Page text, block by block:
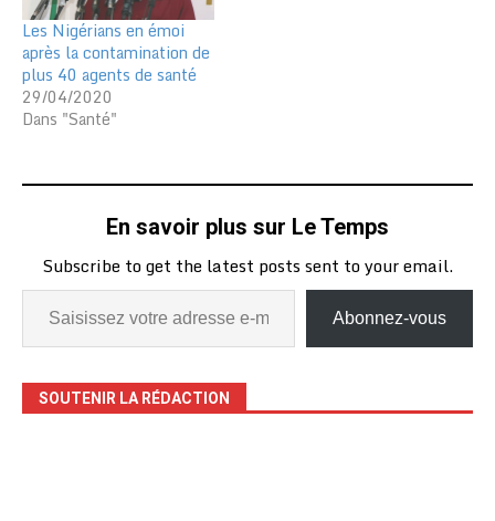
Les Nigérians en émoi
après la contamination de
plus 40 agents de santé
29/04/2020
Dans "Santé"
En savoir plus sur Le Temps
Subscribe to get the latest posts sent to your email.
Abonnez-vous
SOUTENIR LA RÉDACTION